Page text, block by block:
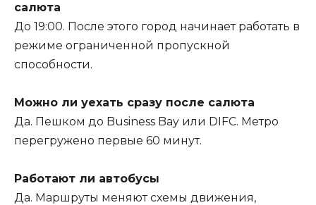
салюта
До 19:00. После этого город начинает работать в
режиме ограниченной пропускной
способности.
Можно ли уехать сразу после салюта
Да. Пешком до Business Bay или DIFC. Метро
перегружено первые 60 минут.
Работают ли автобусы
Да. Маршруты меняют схемы движения,